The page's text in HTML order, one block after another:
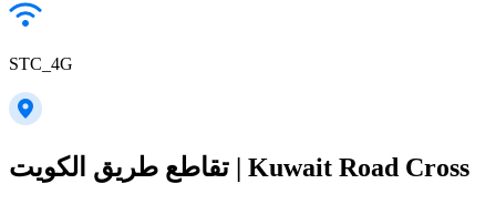
STC_4G
تقاطع طريق الكويت | Kuwait Road Cross